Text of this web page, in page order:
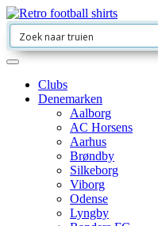
Clubs
Denemarken
Aalborg
AC Horsens
Aarhus
Brøndby
Silkeborg
Viborg
Odense
Lyngby